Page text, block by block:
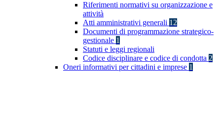
Riferimenti normativi su organizzazione e
attività
Atti amministrativi generali 12
Documenti di programmazione strategico-
gestionale 1
Statuti e leggi regionali
Codice disciplinare e codice di condotta 2
Oneri informativi per cittadini e imprese 1